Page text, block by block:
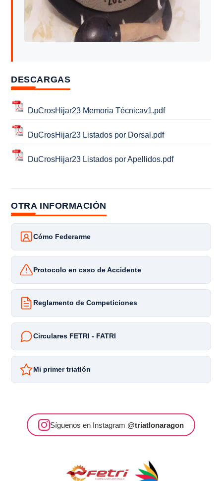
DESCARGAS
DuCrosHijar23 Memoria Técnicav1.pdf
DuCrosHijar23 Listados por Dorsal.pdf
DuCrosHijar23 Listados por Apellidos.pdf
OTRA INFORMACIÓN
Cómo Federarme
Protocolo en caso de Accidente
Reglamento de Competiciones
Circulares FETRI - FATRI
Mi primer triatlón
Síguenos en Instagram @triatlonaragon